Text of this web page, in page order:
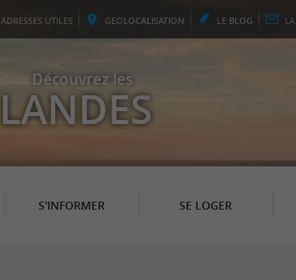
ADRESSES UTILES GEOLOCALISATION LE BLOG LA
Découvrez les
LANDES
S'INFORMER SE LOGER